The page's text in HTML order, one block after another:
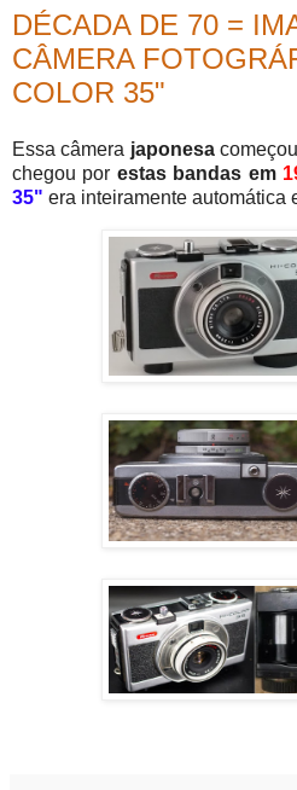
DÉCADA DE 70 =
CÂMERA
COLOR 35"
Essa câmera japonesa
chegou por estas bandas em
35" era inteiramente automática